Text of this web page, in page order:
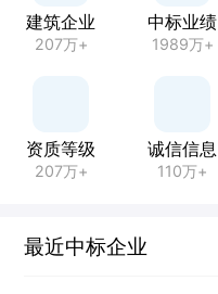
建筑企业
207万+
中标业绩
1989万+
资质等级
207万+
诚信信息
110万+
最近中标企业